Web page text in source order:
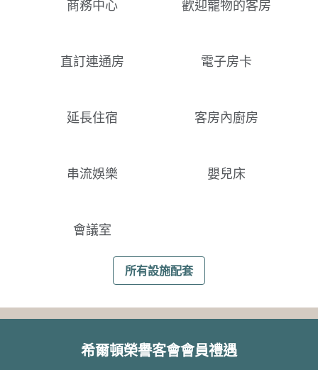
商務中心 歡迎寵物的客房
直訂連通房 電子房卡
延長住宿 客房內廚房
串流娛樂 嬰兒床
會議室
所有設施配套
希爾頓榮譽客會會員禮遇